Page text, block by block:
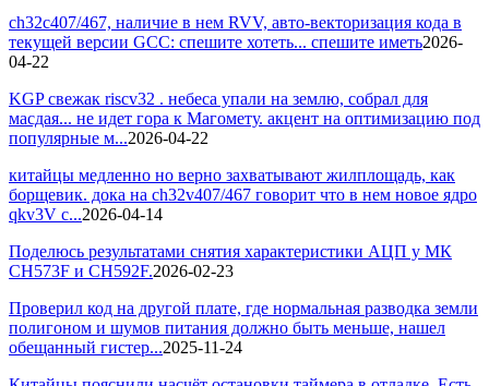
ch32c407/467, наличие в нем RVV, авто-векторизация кода в
текущей версии GCC: спешите хотеть... спешите иметь2026-
04-22
KGP свежак riscv32 . небеса упали на землю, собрал для
масдая... не идет гора к Магомету. акцент на оптимизацию под
популярные м...2026-04-22
китайцы медленно но верно захватывают жилплощадь, как
борщевик. дока на ch32v407/467 говорит что в нем новое ядро
qkv3V с...2026-04-14
Поделюсь результатами снятия характеристики АЦП у МК
CH573F и CH592F.2026-02-23
Проверил код на другой плате, где нормальная разводка земли
полигоном и шумов питания должно быть меньше, нашел
обещанный гистер...2025-11-24